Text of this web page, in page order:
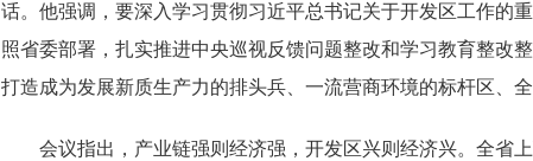
话。他强调，要深入学习贯彻习近平总书记关于开发区工作的
照省委部署，扎实推进中央巡视反馈问题整改和学习教育整改
打造成为发展新质生产力的排头兵、一流营商环境的标杆区、
会议指出，产业链强则经济强，开发区兴则经济兴。全省